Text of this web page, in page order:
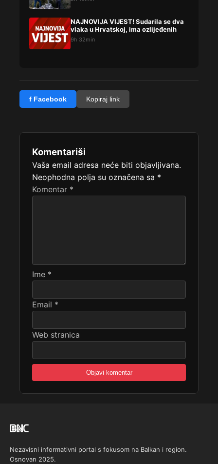
NAJNOVIJA VIJEST! Sudarila se dva
vlaka u Hrvatskoj, ima ozlijeđenih
9h 32min
f Facebook Kopiraj link
Komentariši
Vaša email adresa neće biti objavljivana.
Neophodna polja su označena sa *
Komentar *
Ime *
Email *
Web stranica
Nezavisni informativni portal s fokusom na Balkan i region.
Osnovan 2025.